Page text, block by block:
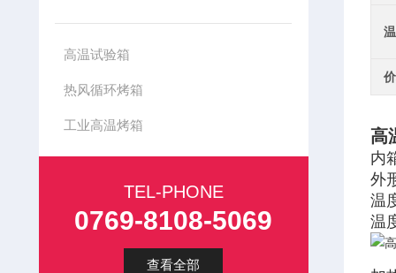
高温试验箱
热风循环烤箱
工业高温烤箱
TEL-PHONE
0769-8108-5069
查看全部
高
内
外
温
温